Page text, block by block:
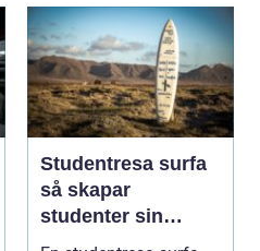
Studentresa surfa
så skapar
studenter sin
ultimata paus från